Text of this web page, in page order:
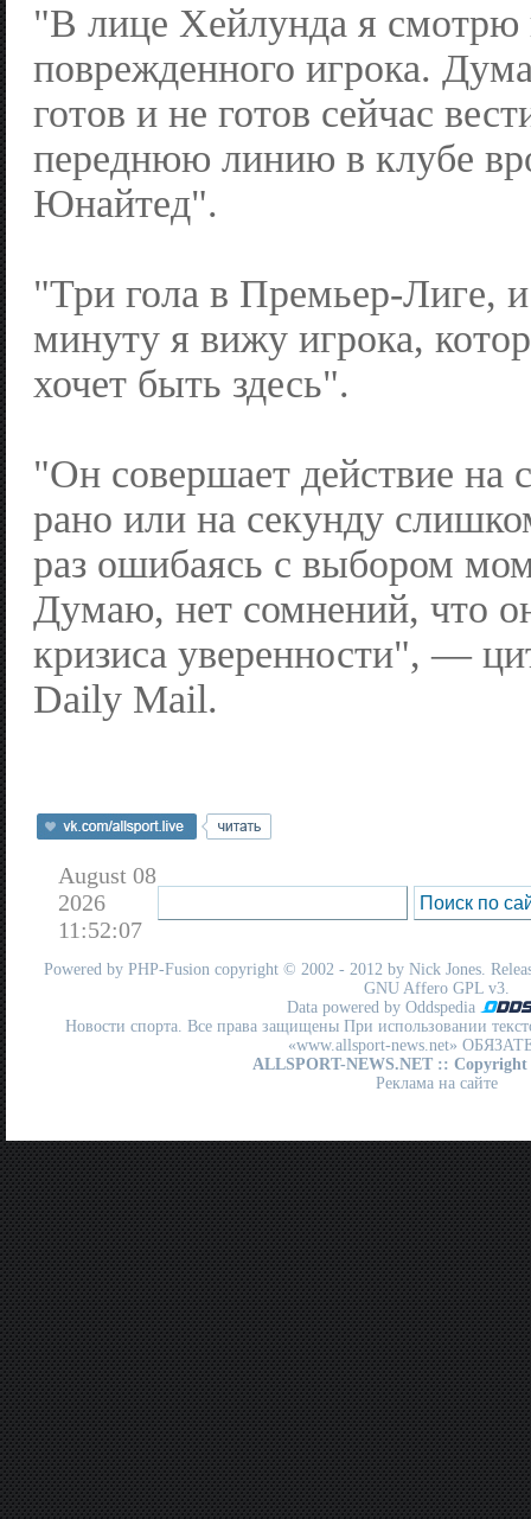
"В лице Хейлунда я смотрю
поврежденного игрока.
готов и не готов сейчас
переднюю линию в клубе
Юнайтед".
"Три гола в Премьер-Лиге,
минуту я вижу игрока,
хочет быть здесь".
"Он совершает действие на
рано или на секунду
раз ошибаясь с выбором
Думаю, нет сомнений, что
кризиса уверенности", —
Daily Mail.
August 08
2026
11:52:07
Powered by PHP-Fusion copyright © 2002 - 2012 by Nick Jones.
GNU Affero GPL v3.
Data powered by Oddspedia
Новости спорта. Все права защищены При использовании
«www.allsport-news.net»
ALLSPORT-NEWS.NET :: Copyright
Реклама на сайте